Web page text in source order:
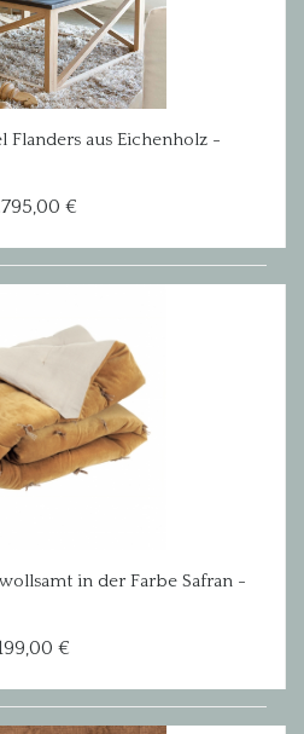
Flanders aus Eichenholz -
€
in der Farbe Safran -
€